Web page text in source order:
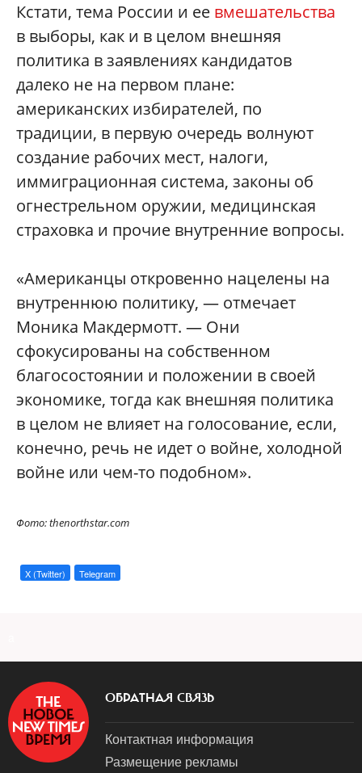
Кстати, тема России и ее вмешательства
в выборы, как и в целом внешняя
политика в заявлениях кандидатов
далеко не на первом плане:
американских избирателей, по
традиции, в первую очередь волнуют
создание рабочих мест, налоги,
иммиграционная система, законы об
огнестрельном оружии, медицинская
страховка и прочие внутренние вопросы.
«Американцы откровенно нацелены на
внутреннюю политику, — отмечает
Моника Макдермотт. — Они
сфокусированы на собственном
благосостоянии и положении в своей
экономике, тогда как внешняя политика
в целом не влияет на голосование, если,
конечно, речь не идет о войне, холодной
войне или чем-то подобном».
Фото: thenorthstar.com
X (Twitter) Telegram
ОБРАТНАЯ СВЯЗЬ
Контактная информация
Размещение рекламы